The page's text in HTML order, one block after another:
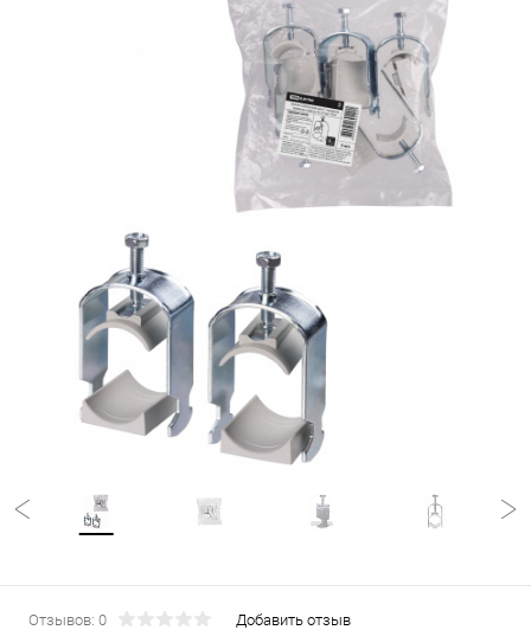
Отзывов: 0
Добавить отзыв